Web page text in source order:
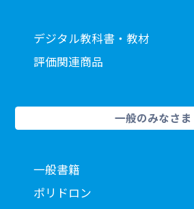
デジタル教科書・教材
評価関連商品
一般のみなさま
一般書籍
ポリドロン